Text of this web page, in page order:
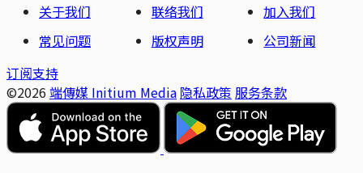
关于我们
联络我们
加入我们
常见问题
版权声明
公司新闻
订阅支持
©2026 端傳媒 Initium Media 隐私政策 服务条款